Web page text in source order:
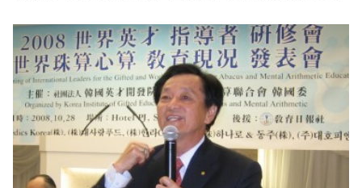
獎典禮，此次頒獎除了高雄市議長莊啟旺、市議員童燕珍全程參與
頒獎之外，還有高雄市教育局副局長郭金池，也代表教育局長參與
盛會，嘉勉學子。 此次議長盃數學..